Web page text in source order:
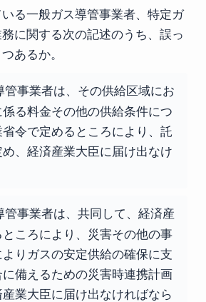
る一般ガス導管事業者、特定ガ
に関する次の記述のうち、誤っ
あるか。
管事業者は、その供給区域にお
る料金その他の供給条件につ
令で定めるところにより、託
、経済産業大臣に届け出なけ
管事業者は、共同して、経済産
ころにより、災害その他の事
りガスの安定供給の確保に支
備えるための災害時連携計画
業大臣に届け出なければなら